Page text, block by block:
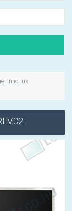
InnoLux